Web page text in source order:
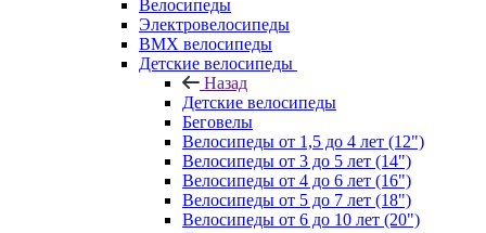
Велосипеды
Электровелосипеды
BMX велосипеды
Детские велосипеды
Назад
Детские велосипеды
Беговелы
Велосипеды от 1,5 до 4 лет (12")
Велосипеды от 3 до 5 лет (14")
Велосипеды от 4 до 6 лет (16")
Велосипеды от 5 до 7 лет (18")
Велосипеды от 6 до 10 лет (20")